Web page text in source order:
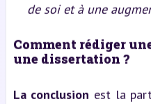
de soi et à une
Comment rédiger
une dissertation ?
La conclusion est la